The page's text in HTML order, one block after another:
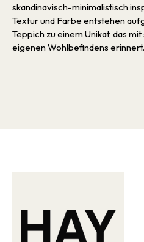
skandinavisch-minimalistisch
Textur und Farbe entstehen
Teppich zu einem Unikat, das
eigenen Wohlbefindens erinnert.